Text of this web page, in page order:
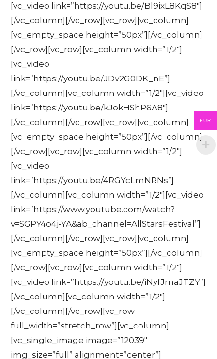
[vc_video link=”https://youtu.be/Bl9ixL8KqS8″]
[/vc_column][/vc_row][vc_row][vc_column]
[vc_empty_space height=”50px”][/vc_column]
[/vc_row][vc_row][vc_column width=”1/2″]
[vc_video
link=”https://youtu.be/JDv2G0DK_nE”]
[/vc_column][vc_column width=”1/2″][vc_video
link=”https://youtu.be/kJokHShP6A8″]
[/vc_column][/vc_row][vc_row][vc_column]
[vc_empty_space height=”50px”][/vc_column]
[/vc_row][vc_row][vc_column width=”1/2″]
[vc_video
link=”https://youtu.be/4RGYcLmNRNs”]
[/vc_column][vc_column width=”1/2″][vc_video
link=”https://www.youtube.com/watch?
v=SGPY4o4j-YA&ab_channel=AllStarsFestival”]
[/vc_column][/vc_row][vc_row][vc_column]
[vc_empty_space height=”50px”][/vc_column]
[/vc_row][vc_row][vc_column width=”1/2″]
[vc_video link=”https://youtu.be/iNyfJmaJTZY”]
[/vc_column][vc_column width=”1/2″]
[/vc_column][/vc_row][vc_row
full_width=”stretch_row”][vc_column]
[vc_single_image image=”12039″
img_size=”full” alignment=”center”]
EUR